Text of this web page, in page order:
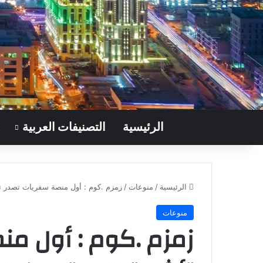
الرئيسية التصنيفات العربية
الرئيسية / منوعات /زمزم .كوم : أول منصة سفريات تصدر
منوعات
زمزم .كوم : أول